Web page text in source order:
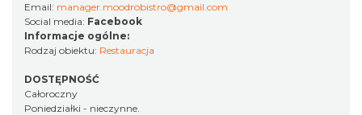
Email: manager.moodrobistro@gmail.com
Social media: Facebook
Informacje ogólne:
Rodzaj obiektu: Restauracja
DOSTĘPNOŚĆ
Całoroczny
Poniedziałki - nieczynne.